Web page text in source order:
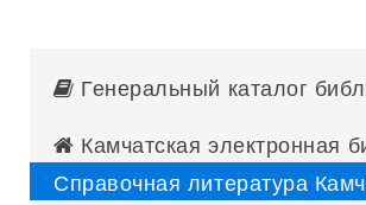
Генеральный каталог
Камчатская электронная
Справочная литература